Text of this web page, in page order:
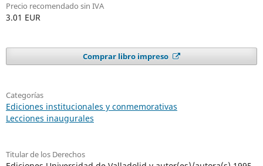
Precio recomendado sin IVA
3.01 EUR
Comprar libro impreso
Categorías
Ediciones institucionales y conmemorativas
Lecciones inaugurales
Titular de los Derechos